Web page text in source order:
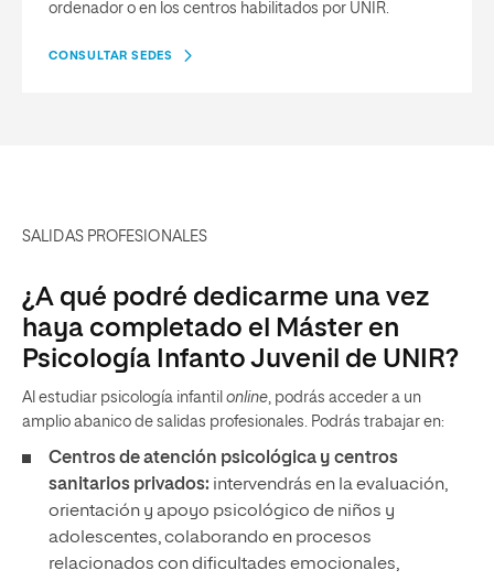
ordenador o en los centros habilitados por UNIR.
CONSULTAR SEDES
SALIDAS PROFESIONALES
¿A qué podré dedicarme una vez
haya completado el Máster en
Psicología Infanto Juvenil de UNIR?
Al estudiar psicología infantil online, podrás acceder a un
amplio abanico de salidas profesionales. Podrás trabajar en:
Centros de atención psicológica y centros
sanitarios privados: intervendrás en la evaluación,
orientación y apoyo psicológico de niños y
adolescentes, colaborando en procesos
relacionados con dificultades emocionales,